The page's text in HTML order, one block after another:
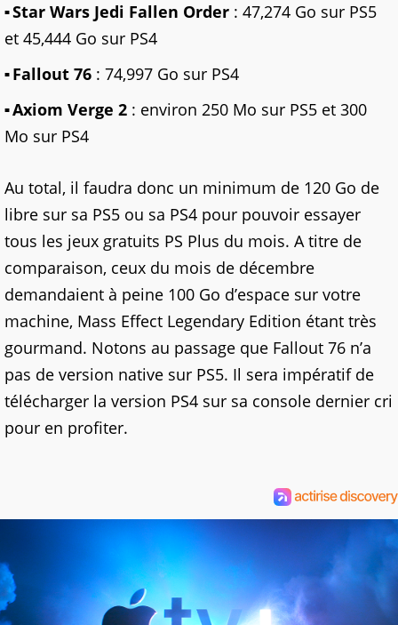
Star Wars Jedi Fallen Order : 47,274 Go sur PS5
et 45,444 Go sur PS4
Fallout 76 : 74,997 Go sur PS4
Axiom Verge 2 : environ 250 Mo sur PS5 et 300
Mo sur PS4
Au total, il faudra donc un minimum de 120 Go de
libre sur sa PS5 ou sa PS4 pour pouvoir essayer
tous les jeux gratuits PS Plus du mois. A titre de
comparaison, ceux du mois de décembre
demandaient à peine 100 Go d’espace sur votre
machine, Mass Effect Legendary Edition étant très
gourmand. Notons au passage que Fallout 76 n’a
pas de version native sur PS5. Il sera impératif de
télécharger la version PS4 sur sa console dernier cri
pour en profiter.